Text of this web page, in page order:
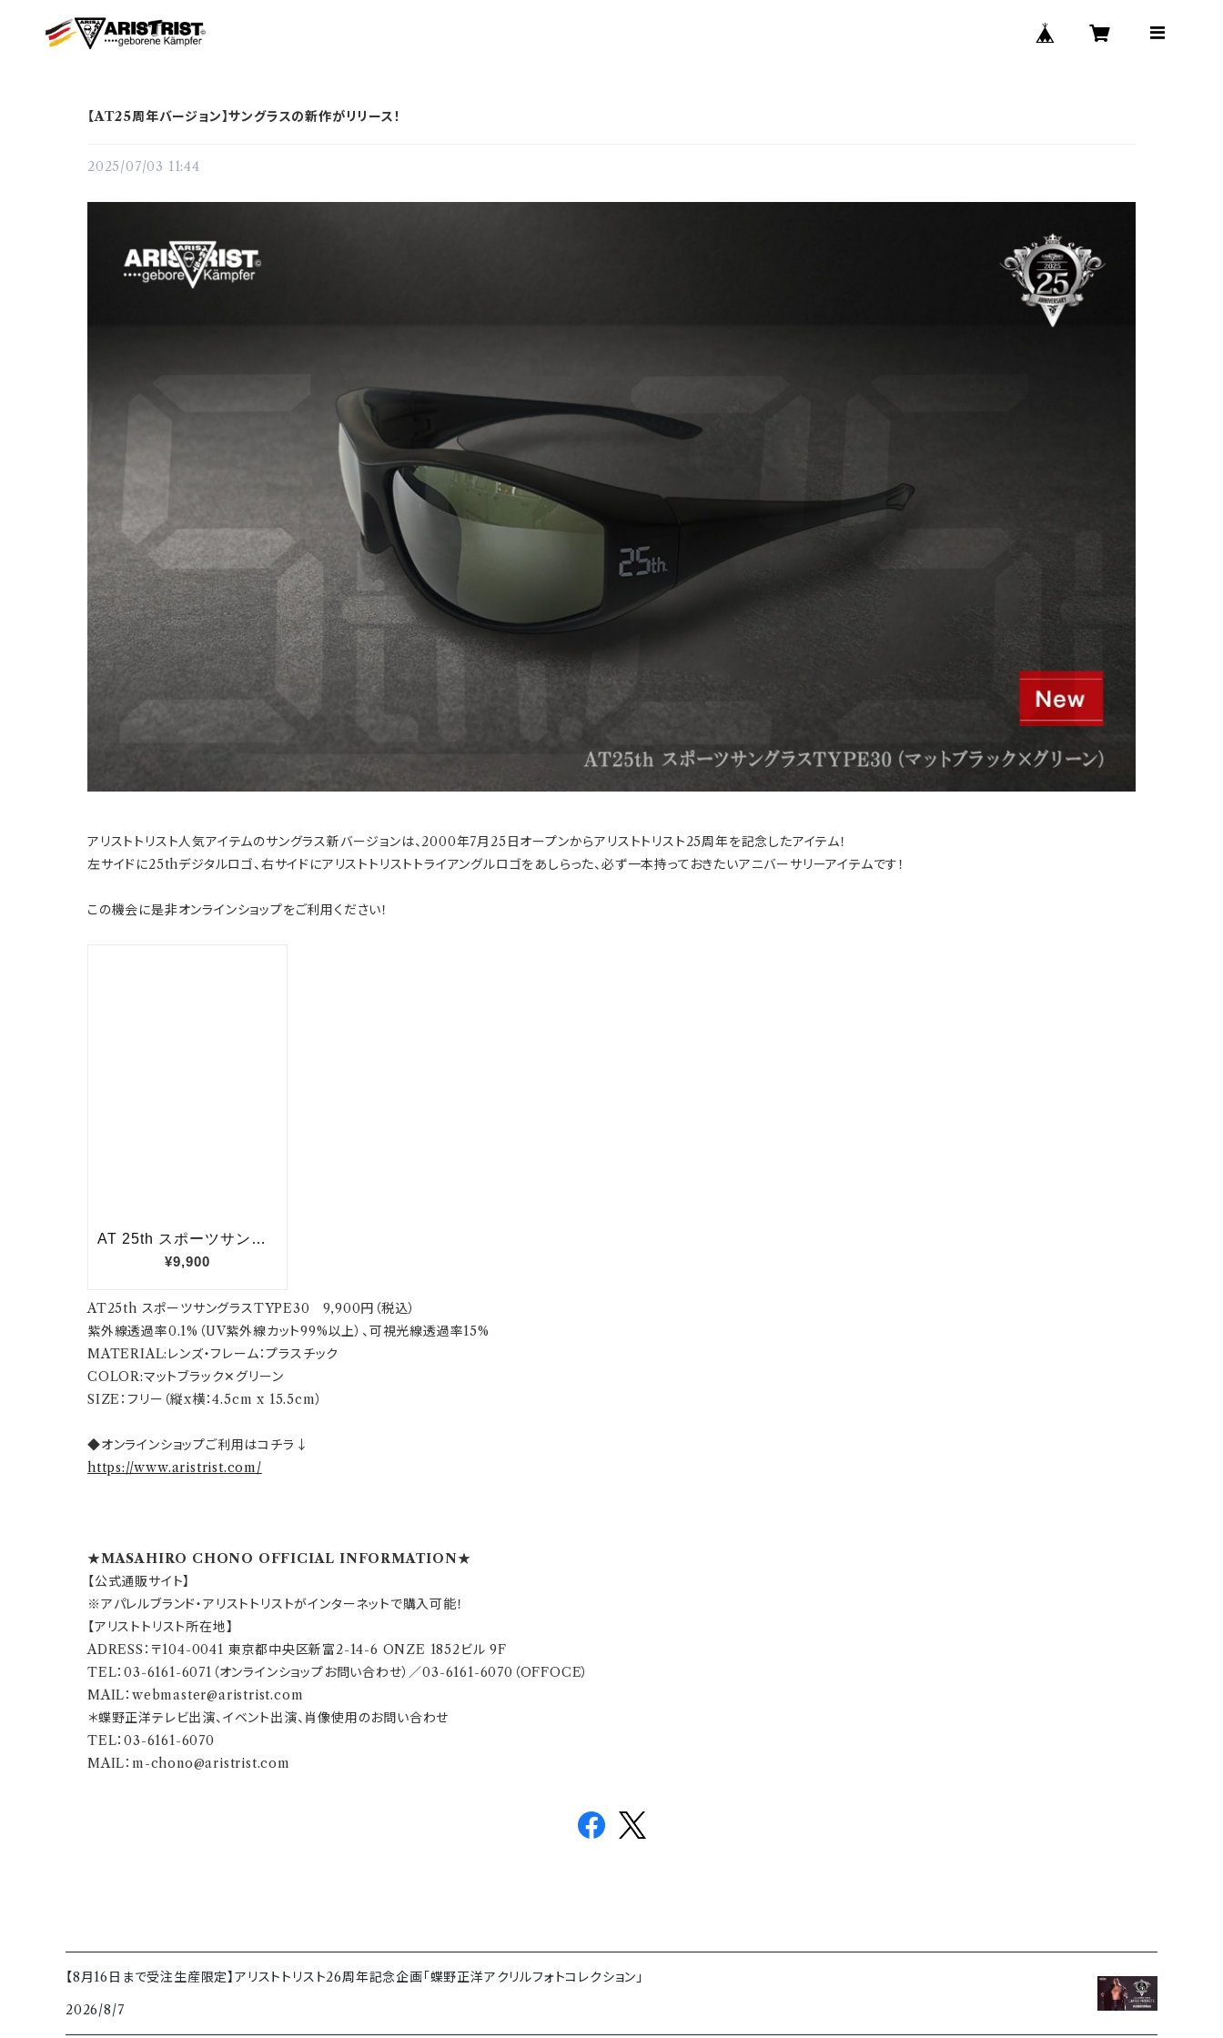
【AT25周年バージョン】サングラスの新作がリリース！
2025/07/03 11:44
アリストトリスト人気アイテムのサングラス新バージョンは、2000年7月25日オープンからアリストトリスト25周年を記念したアイテム！
左サイドに25thデジタルロゴ、右サイドにアリストトリストトライアングルロゴをあしらった、必ず一本持っておきたいアニバーサリーアイテムです！
この機会に是非オンラインショップをご利用ください！
AT25th スポーツサングラスTYPE30 9,900円（税込）
紫外線透過率0.1%（UV紫外線カット99%以上）、可視光線透過率15%
MATERIAL:レンズ・フレーム：プラスチック
COLOR:マットブラック✕グリーン
SIZE：フリー（縦x横：4.5cm x 15.5cm）
◆オンラインショップご利用はコチラ↓
https://www.aristrist.com/
★MASAHIRO CHONO OFFICIAL INFORMATION★
【公式通販サイト】
※アパレルブランド・アリストトリストがインターネットで購入可能！
【アリストトリスト所在地】
ADRESS：〒104-0041 東京都中央区新富2-14-6 ONZE 1852ビル 9F
TEL：03-6161-6071（オンラインショップお問い合わせ）／03-6161-6070（OFFOCE）
MAIL： webmaster@aristrist.com
＊蝶野正洋テレビ出演、イベント出演、肖像使用のお問い合わせ
TEL：03-6161-6070
MAIL： m-chono@aristrist.com
【8月16日まで受注生産限定】アリストトリスト26周年記念企画「蝶野正洋アクリルフォトコレクション」
2026/8/7